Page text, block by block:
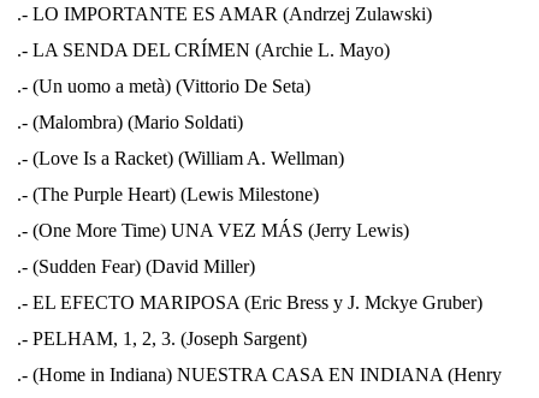
.- LO IMPORTANTE ES AMAR (Andrzej Zulawski)
.- LA SENDA DEL CRÍMEN (Archie L. Mayo)
.- (Un uomo a metà) (Vittorio De Seta)
.- (Malombra) (Mario Soldati)
.- (Love Is a Racket) (William A. Wellman)
.- (The Purple Heart) (Lewis Milestone)
.- (One More Time) UNA VEZ MÁS (Jerry Lewis)
.- (Sudden Fear) (David Miller)
.- EL EFECTO MARIPOSA (Eric Bress y J. Mckye Gruber)
.- PELHAM, 1, 2, 3. (Joseph Sargent)
.- (Home in Indiana) NUESTRA CASA EN INDIANA (Henry